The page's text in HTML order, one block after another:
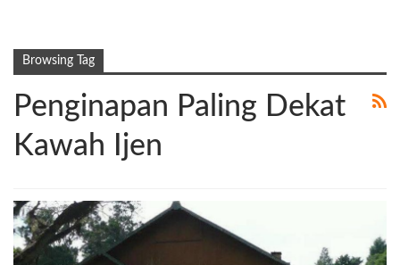
Browsing Tag
Penginapan Paling Dekat
Kawah Ijen